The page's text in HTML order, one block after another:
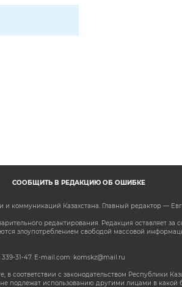
СООБЩИТЬ В РЕДАКЦИЮ ОБ ОШИБКЕ
коммуникаций Казахстана. Главный редактор —
редактирования. Редакция оставляет за
злоупотреблением свободой массовой
339-31-47. E-mail.com: komskz@mail.ru
с законодательством Республики
подлежат использованию другими лицами в